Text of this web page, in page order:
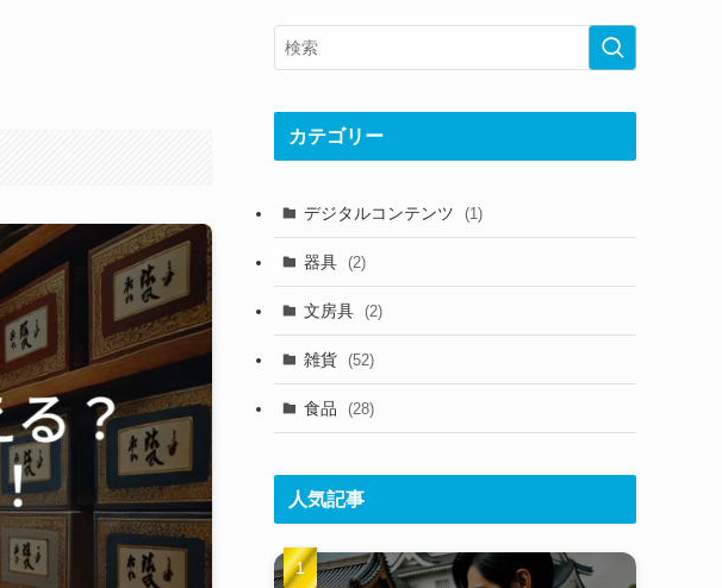
カテゴリー
デジタルコンテンツ (1)
器具 (2)
文房具 (2)
雑貨 (52)
食品 (28)
人気記事